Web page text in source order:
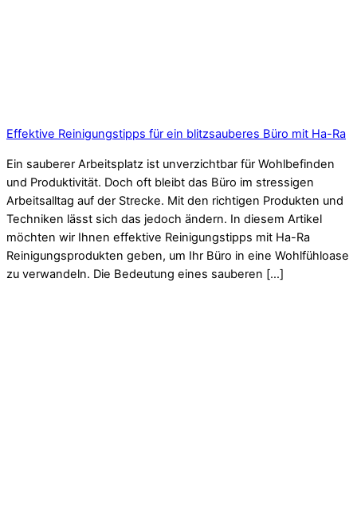
Effektive Reinigungstipps für ein blitzsauberes Büro mit Ha-Ra
Ein sauberer Arbeitsplatz ist unverzichtbar für Wohlbefinden
und Produktivität. Doch oft bleibt das Büro im stressigen
Arbeitsalltag auf der Strecke. Mit den richtigen Produkten und
Techniken lässt sich das jedoch ändern. In diesem Artikel
möchten wir Ihnen effektive Reinigungstipps mit Ha-Ra
Reinigungsprodukten geben, um Ihr Büro in eine Wohlfühloase
zu verwandeln. Die Bedeutung eines sauberen […]